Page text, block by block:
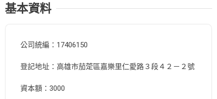
基本資料
公司統編：17406150
登記地址：高雄市茄萣區嘉樂里仁愛路３段４２－２號
資本額：3000